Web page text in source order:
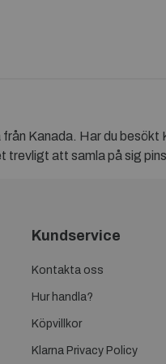
Kanada. Har du besökt
att samla på sig
Kundservice
Kontakta oss
Hur handla?
Köpvillkor
Klarna Privacy Policy